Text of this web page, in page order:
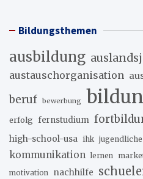
Bildungsthemen
ausbildung
austauschorganisation
beruf bewerbung
erfolg fernstudium
high-school-usa ihk jugendliche
kommunikation lernen
motivation nachhilfe